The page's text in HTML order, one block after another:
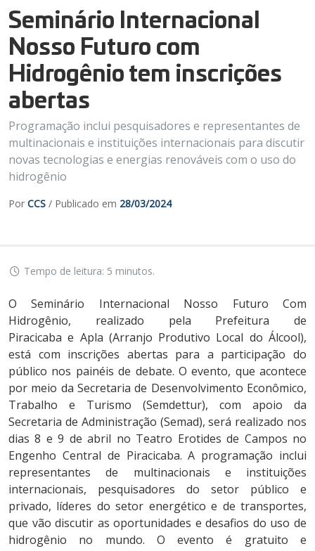
Seminário Internacional
Nosso Futuro com
Hidrogênio tem inscrições
abertas
Programação inclui pesquisadores e representantes de
multinacionais e instituições internacionais para discutir
novas tecnologias e energias renováveis com o uso do
hidrogênio
Por CCS / Publicado em 28/03/2024
Tempo de leitura: 5 minutos.
O Seminário Internacional Nosso Futuro Com
Hidrogênio, realizado pela Prefeitura de
Piracicaba e Apla (Arranjo Produtivo Local do Álcool),
está com inscrições abertas para a participação do
público nos painéis de debate. O evento, que acontece
por meio da Secretaria de Desenvolvimento Econômico,
Trabalho e Turismo (Semdettur), com apoio da
Secretaria de Administração (Semad), será realizado nos
dias 8 e 9 de abril no Teatro Erotides de Campos no
Engenho Central de Piracicaba. A programação inclui
representantes de multinacionais e instituições
internacionais, pesquisadores do setor público e
privado, líderes do setor energético e de transportes,
que vão discutir as oportunidades e desafios do uso de
hidrogênio no mundo. O evento é gratuito e